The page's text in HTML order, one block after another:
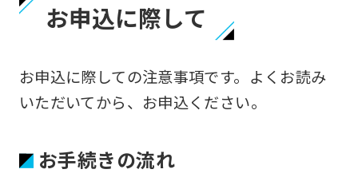
お申込に際して
お申込に際しての注意事項です。よくお読み
いただいてから、お申込ください。
お手続きの流れ